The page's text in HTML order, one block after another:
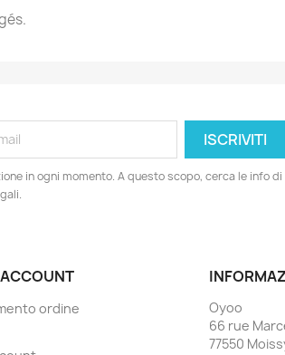
in ogni momento. A questo scopo, cerca le info di
ordine
Oyoo
66 rue
77550